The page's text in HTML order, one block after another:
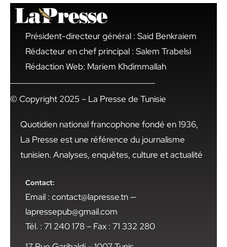
Président-directeur général : Said Benkraiem
Rédacteur en chef principal : Salem Trabelsi
Rédaction Web: Mariem Khdimmallah
© Copyright 2025 – La Presse de Tunisie
Quotidien national francophone fondé en 1936,
La Presse est une référence du journalisme
tunisien. Analyses, enquêtes, culture et actualité
Contact:
Email : contact@lapresse.tn —
lapressepub@gmail.com
Tél. : 71 240 178 – Fax : 71 332 280